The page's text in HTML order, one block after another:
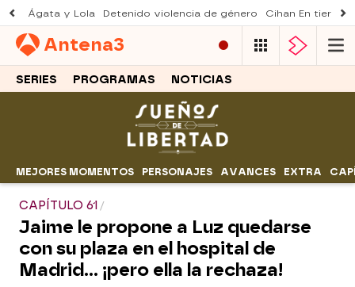
Ágata y Lola Detenido violencia de género Cihan En tierra
Antena3
SERIES PROGRAMAS NOTICIAS
MEJORES MOMENTOS PERSONAJES AVANCES EXTRA
CAPÍTULO 61
Jaime le propone a Luz quedarse
con su plaza en el hospital de
Madrid… ¡pero ella la rechaza!